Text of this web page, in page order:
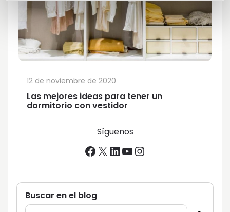
Las mejores ideas para tener un
dormitorio con vestidor
12 de noviembre de 2020
Síguenos
Facebook
X LinkedIn
YouTube
Instagram
Buscar en el blog